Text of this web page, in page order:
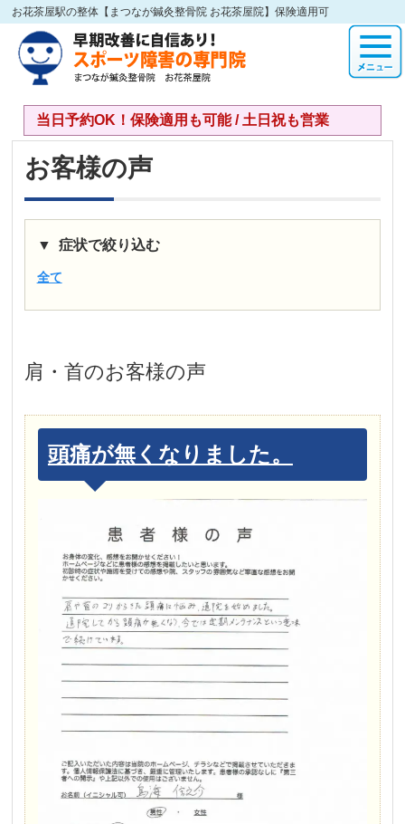
お花茶屋駅の整体【まつなが鍼灸整骨院 お花茶屋院】保険適用可
当日予約OK！保険適用も可能 / 土日祝も営業
お客様の声
症状で絞り込む
全て
肩・首のお客様の声
頭痛が無くなりました。